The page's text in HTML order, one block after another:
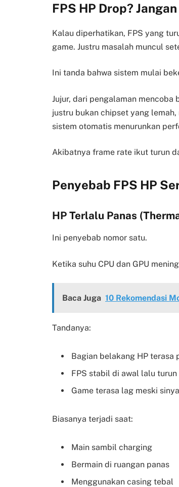
FPS HP Drop?
Kalau diperhatikan, FPS yang
game. Justru masalah muncul
Ini tanda bahwa sistem mulai
Jujur, dari pengalaman mencoba
justru bukan chipset yang
sistem otomatis menurunkan
Akibatnya frame rate ikut turun
Penyebab FPS HP
HP Terlalu Panas
Ini penyebab nomor satu.
Ketika suhu CPU dan GPU
Baca Juga 10 Rekomendasi
Tandanya:
Bagian belakang HP terasa
FPS stabil di awal lalu
Game terasa lag meski
Biasanya terjadi saat:
Main sambil charging
Bermain di ruangan panas
Menggunakan casing tebal